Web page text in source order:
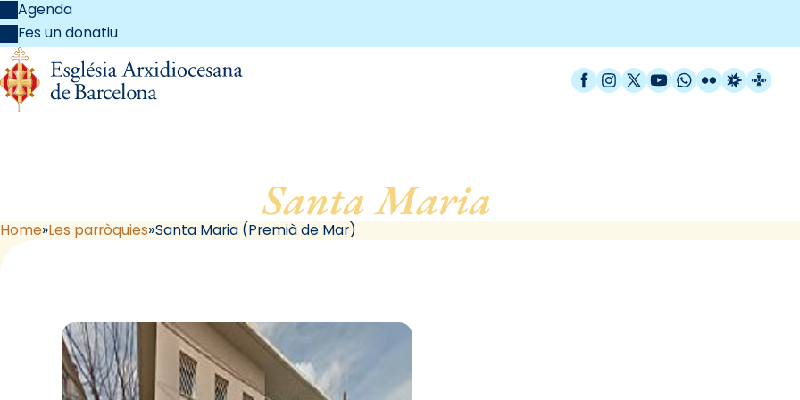
Agenda
Fes un donatiu
Facebook
Instagram
X / Twitter
YouTube
WhatsApp
FlickrRadio
Santa Maria
Home Les parròquies Santa Maria (Premià de Mar)